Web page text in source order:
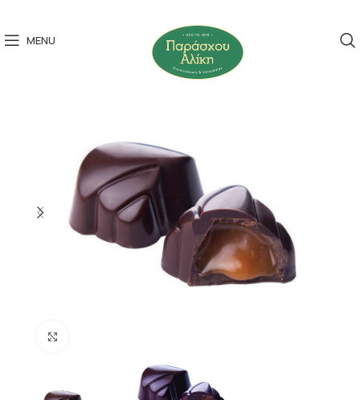
MENU